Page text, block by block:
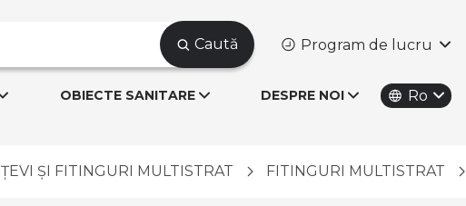
Caută Program de lucru
OBIECTE SANITARE DESPRE NOI Ro
ȚEVI ȘI FITINGURI MULTISTRAT FITINGURI MULTISTRAT